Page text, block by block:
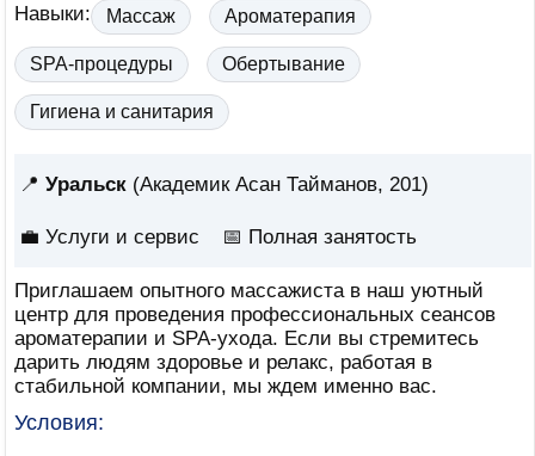
Навыки: Массаж Ароматерапия
SPA-процедуры Обертывание
Гигиена и санитария
📍 Уральск (Академик Асан Тайманов, 201)
💼 Услуги и сервис 📅 Полная занятость
Приглашаем опытного массажиста в наш уютный
центр для проведения профессиональных сеансов
ароматерапии и SPA-ухода. Если вы стремитесь
дарить людям здоровье и релакс, работая в
стабильной компании, мы ждем именно вас.
Условия: